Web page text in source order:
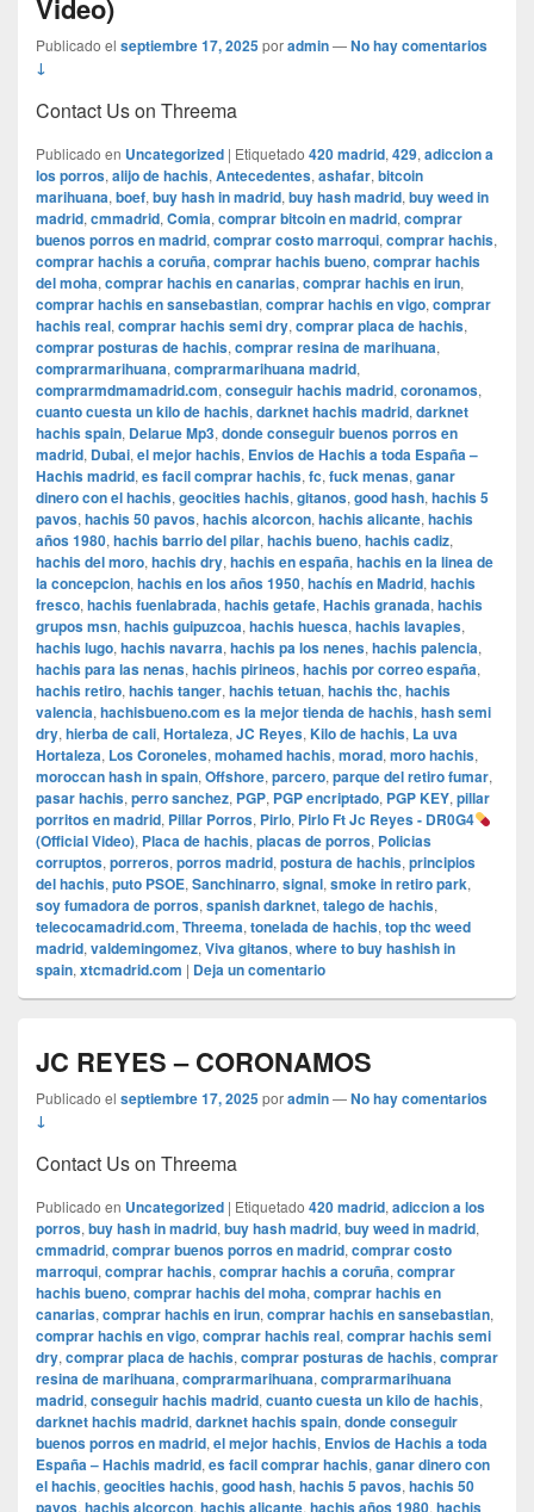
Video)
Publicado el septiembre 17, 2025poradmin—No hay comentarios
↓
Contact Us on Threema
Publicado en Uncategorized | Etiquetado 420 madrid, 429, adiccion a
los porros, alijo de hachis, Antecedentes, ashafar, bitcoin
marihuana, boef, buy hash in madrid, buy hash madrid, buy weed in
madrid, cmmadrid, Comia, comprar bitcoin en madrid, comprar
buenos porros en madrid, comprar costo marroqui, comprar hachis,
comprar hachis a coruña, comprar hachis bueno, comprar hachis
del moha, comprar hachis en canarias, comprar hachis en irun,
comprar hachis en sansebastian, comprar hachis en vigo, comprar
hachis real, comprar hachis semi dry, comprar placa de hachis,
comprar posturas de hachis, comprar resina de marihuana,
comprarmarihuana, comprarmarihuana madrid,
comprarmdmamadrid.com, conseguir hachis madrid, coronamos,
cuanto cuesta un kilo de hachis, darknet hachis madrid, darknet
hachis spain, Delarue Mp3, donde conseguir buenos porros en
madrid, Dubai, el mejor hachis, Envios de Hachis a toda España –
Hachis madrid, es facil comprar hachis, fc, fuck menas, ganar
dinero con el hachis, geocities hachis, gitanos, good hash, hachis 5
pavos, hachis 50 pavos, hachis alcorcon, hachis alicante, hachis
años 1980, hachis barrio del pilar, hachis bueno, hachis cadiz,
hachis del moro, hachis dry, hachis en españa, hachis en la linea de
la concepcion, hachis en los años 1950, hachís en Madrid, hachis
fresco, hachis fuenlabrada, hachis getafe, Hachis granada, hachis
grupos msn, hachis guipuzcoa, hachis huesca, hachis lavapies,
hachis lugo, hachis navarra, hachis pa los nenes, hachis palencia,
hachis para las nenas, hachis pirineos, hachis por correo españa,
hachis retiro, hachis tanger, hachis tetuan, hachis thc, hachis
valencia, hachisbueno.com es la mejor tienda de hachis, hash semi
dry, hierba de cali, Hortaleza, JC Reyes, Kilo de hachis, La uva
Hortaleza, Los Coroneles, mohamed hachis, morad, moro hachis,
moroccan hash in spain, Offshore, parcero, parque del retiro fumar,
pasar hachis, perro sanchez, PGP, PGP encriptado, PGP KEY, pillar
porritos en madrid, Pillar Porros, Pirlo, Pirlo Ft Jc Reyes - DR0G4
(Official Video), Placa de hachis, placas de porros, Policias
corruptos, porreros, porros madrid, postura de hachis, principios
del hachis, puto PSOE, Sanchinarro, signal, smoke in retiro park,
soy fumadora de porros, spanish darknet, talego de hachis,
telecocamadrid.com, Threema, tonelada de hachis, top thc weed
madrid, valdemingomez, Viva gitanos, where to buy hashish in
spain, xtcmadrid.com | Deja un comentario
JC REYES – CORONAMOS
Publicado el septiembre 17, 2025poradmin—No hay comentarios
↓
Contact Us on Threema
Publicado en Uncategorized | Etiquetado 420 madrid, adiccion a los
porros, buy hash in madrid, buy hash madrid, buy weed in madrid,
cmmadrid, comprar buenos porros en madrid, comprar costo
marroqui, comprar hachis, comprar hachis a coruña, comprar
hachis bueno, comprar hachis del moha, comprar hachis en
canarias, comprar hachis en irun, comprar hachis en sansebastian,
comprar hachis en vigo, comprar hachis real, comprar hachis semi
dry, comprar placa de hachis, comprar posturas de hachis, comprar
resina de marihuana, comprarmarihuana, comprarmarihuana
madrid, conseguir hachis madrid, cuanto cuesta un kilo de hachis,
darknet hachis madrid, darknet hachis spain, donde conseguir
buenos porros en madrid, el mejor hachis, Envios de Hachis a toda
España – Hachis madrid, es facil comprar hachis, ganar dinero con
el hachis, geocities hachis, good hash, hachis 5 pavos, hachis 50
pavos, hachis alcorcon, hachis alicante, hachis años 1980, hachis